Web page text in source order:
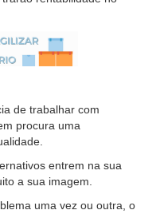
de trabalhar com
procura uma
entrem na sua
a sua imagem.
uma vez ou outra, o